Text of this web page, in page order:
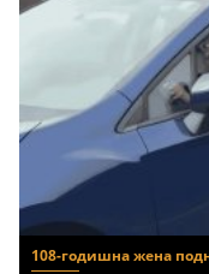
108-годишна жена